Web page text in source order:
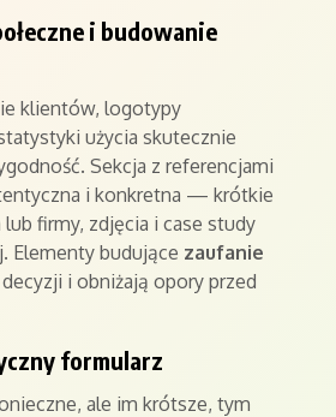
i budowanie
klientów, logotypy
użycia skutecznie
Sekcja z referencjami
i konkretna — krótkie
firmy, zdjęcia i case study
Elementy budujące zaufanie
i obniżają opory przed
formularz
ale im krótsze, tym